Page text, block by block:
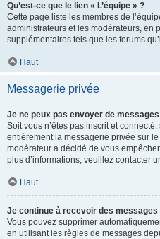
Qu’est-ce que le lien « L’équipe » ?
Cette page liste les membres de
administrateurs et les modérateurs, en
supplémentaires tels que les forums
Haut
Messagerie privée
Je ne peux pas envoyer de
Soit vous n’êtes pas inscrit et
entièrement la messagerie privée sur
modérateur a décidé de vous
plus d’informations, veuillez contacter
Haut
Je continue à recevoir des
Vous pouvez supprimer
en utilisant les règles de messages